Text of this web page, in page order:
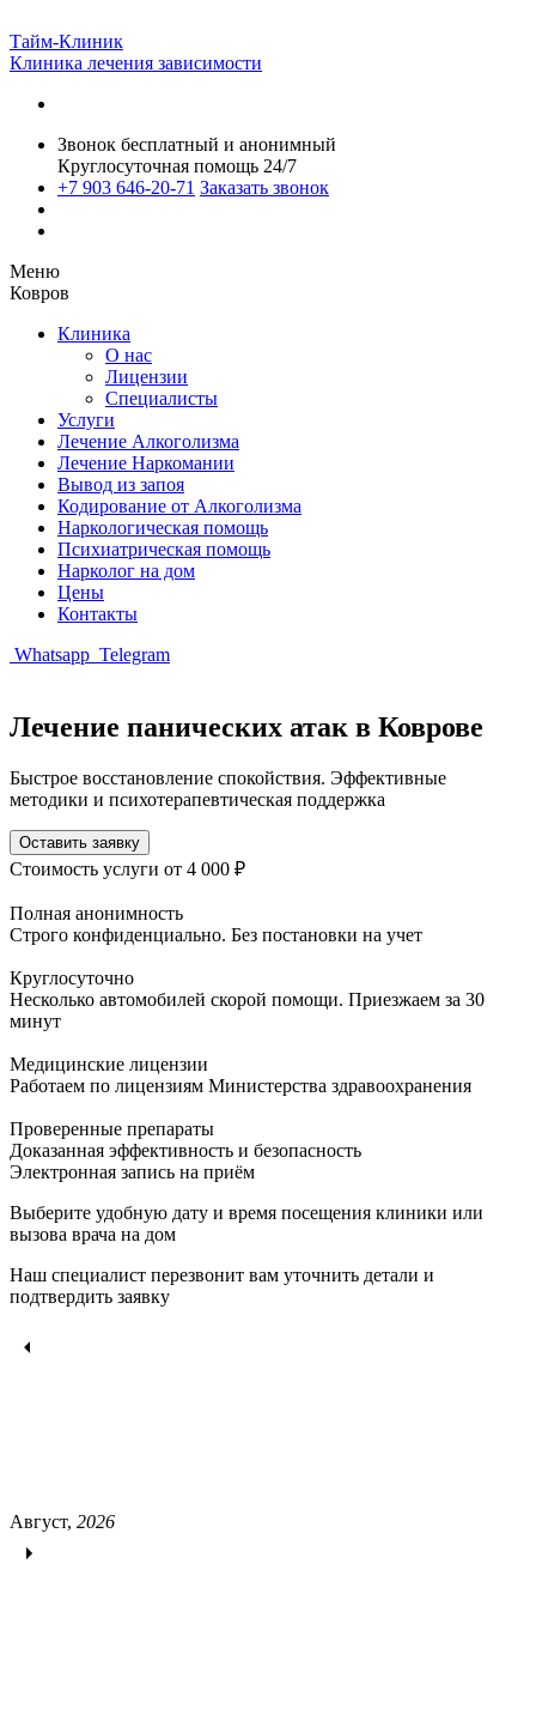
Тайм-Клиник
Клиника лечения зависимости
Звонок бесплатный и анонимный
Круглосуточная помощь 24/7
+7 903 646-20-71 Заказать звонок
Меню
Ковров
Клиника
О нас
Лицензии
Специалисты
Услуги
Лечение Алкоголизма
Лечение Наркомании
Вывод из запоя
Кодирование от Алкоголизма
Наркологическая помощь
Психиатрическая помощь
Нарколог на дом
Цены
Контакты
Whatsapp Telegram
Лечение панических атак в Коврове
Быстрое восстановление спокойствия. Эффективные
методики и психотерапевтическая поддержка
Оставить заявку
Стоимость услуги от 4 000 ₽
Полная анонимность
Строго конфиденциально. Без постановки на учет
Круглосуточно
Несколько автомобилей скорой помощи. Приезжаем за 30
минут
Медицинские лицензии
Работаем по лицензиям Министерства здравоохранения
Проверенные препараты
Доказанная эффективность и безопасность
Электронная запись на приём
Выберите удобную дату и время посещения клиники или
вызова врача на дом
Наш специалист перезвонит вам уточнить детали и
подтвердить заявку
Август, 2026